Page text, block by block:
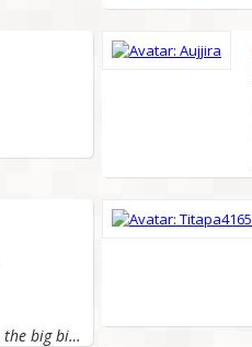
Only simple person .I am big big girl in the big big...